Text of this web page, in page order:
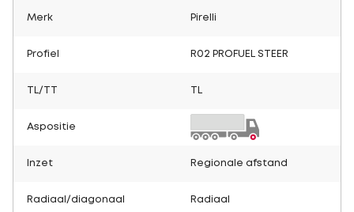
Merk Pirelli
Profiel R02 PROFUEL STEER
TL/TT
Aspositie
Inzet Regionale afstand
Radiaal/diagonaal Radiaal